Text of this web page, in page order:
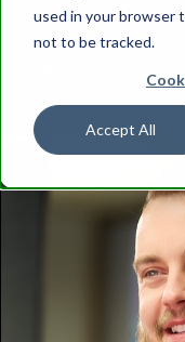
used in your browser
not to be tracked.
Accept All
Se på dine aktiva,
støttehenvendelser